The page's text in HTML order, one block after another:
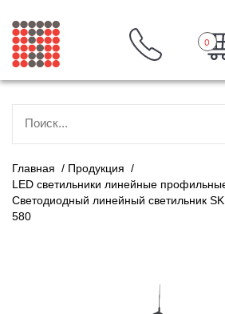
0
Главная / Продукция /
LED светильники линейные
Светодиодный линейный светильник
580